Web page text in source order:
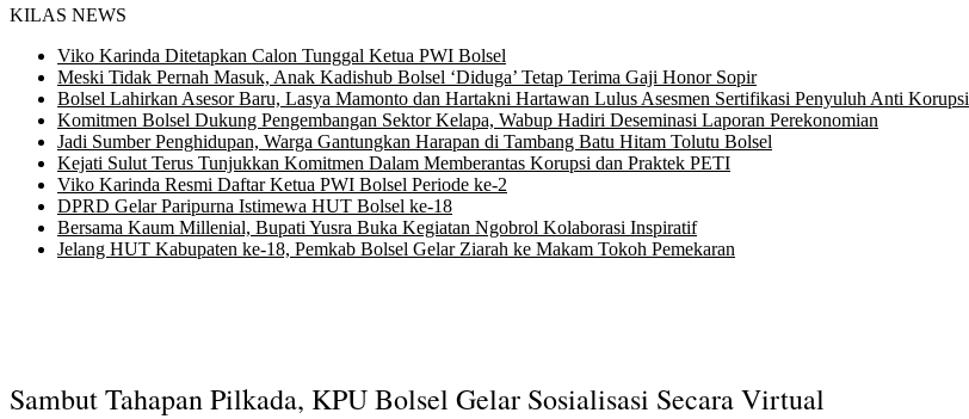
KILAS NEWS
Viko Karinda Ditetapkan Calon Tunggal Ketua PWI Bolsel
Meski Tidak Pernah Masuk, Anak Kadishub Bolsel ‘Diduga’ Tetap Terima Gaji Honor Sopir
Bolsel Lahirkan Asesor Baru, Lasya Mamonto dan Hartakni Hartawan Lulus Asesmen Sertifikasi Penyuluh Anti Korupsi
Komitmen Bolsel Dukung Pengembangan Sektor Kelapa, Wabup Hadiri Deseminasi Laporan Perekonomian
Jadi Sumber Penghidupan, Warga Gantungkan Harapan di Tambang Batu Hitam Tolutu Bolsel
Kejati Sulut Terus Tunjukkan Komitmen Dalam Memberantas Korupsi dan Praktek PETI
Viko Karinda Resmi Daftar Ketua PWI Bolsel Periode ke-2
DPRD Gelar Paripurna Istimewa HUT Bolsel ke-18
Bersama Kaum Millenial, Bupati Yusra Buka Kegiatan Ngobrol Kolaborasi Inspiratif
Jelang HUT Kabupaten ke-18, Pemkab Bolsel Gelar Ziarah ke Makam Tokoh Pemekaran
Sambut Tahapan Pilkada, KPU Bolsel Gelar Sosialisasi Secara Virtual